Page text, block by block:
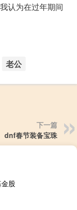
认为在过年期间
老公
下一篇
dnf春节装备宝珠
股